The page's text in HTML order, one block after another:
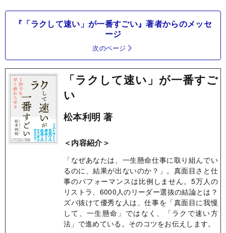
『「ラクして速い」が一番すごい』著者からのメッセ
ージ
次のページ
「ラクして速い」が一番すご
い
松本利明 著
＜内容紹介＞
「なぜあなたは、一生懸命仕事に取り組んでい
るのに、結果が出ないのか？」。真面目さと仕
事のパフォーマンスは比例しません。5万人の
リストラ、6000人のリーダー選抜の結論とは？
ズバ抜けて優秀な人は、仕事を「真面目に我慢
して、一生懸命」ではなく、「ラクで速い方
法」で進めている。そのコツをお伝えします。